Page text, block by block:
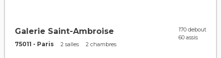
Galerie Saint-Ambroise
75011 - Paris 2 salles 2 chambres
170 debout
60 assis